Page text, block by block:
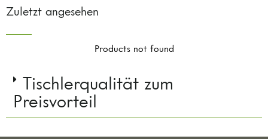
Zuletzt angesehen
Products not found
Tischlerqualität zum
Preisvorteil